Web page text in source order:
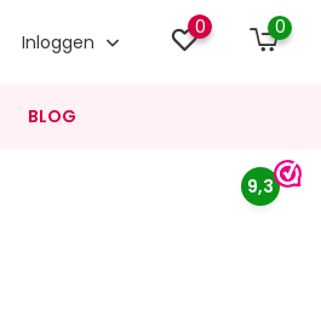
Inloggen
0 0
BLOG
9,3